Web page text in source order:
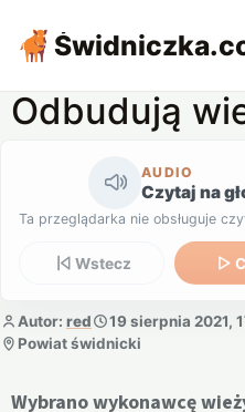
Świdniczka
Odbudują
AUDIO
Czytaj na
Ta przeglądarka nie obsługuje
Wstecz
Autor: red 19 sierpnia 2021,
Powiat świdnicki
Wybrano wykonawcę